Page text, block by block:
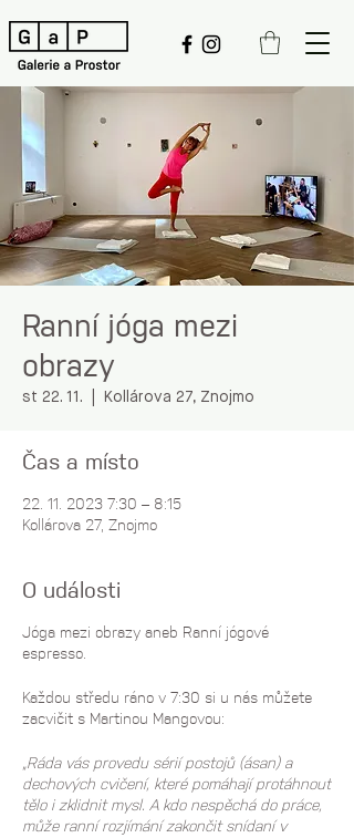
Ranní jóga mezi
obrazy
st 22. 11. Kollárova 27, Znojmo
Čas a místo
22. 11. 2023 7:30 – 8:15
Kollárova 27, Znojmo
O události
Jóga mezi obrazy aneb Ranní jógové
espresso.
Každou středu ráno v 7:30 si u nás můžete
zacvičit s Martinou Mangovou:
„Ráda vás provedu sérií postojů (ásan) a
dechových cvičení, které pomáhají protáhnout
tělo i zklidnit mysl. A kdo nespěchá do práce,
může ranní rozjímání zakončit snídaní v